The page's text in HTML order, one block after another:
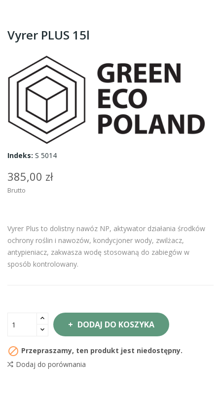
Vyrer PLUS 15l
Indeks: S 5014
385,00 zł
Brutto
Vyrer Plus to dolistny nawóz NP, aktywator działania środków
ochrony roślin i nawozów, kondycjoner wody, zwilżacz,
antypieniacz, zakwasza wodę stosowaną do zabiegów w
sposób kontrolowany.
DODAJ DO KOSZYKA
 Przepraszamy, ten produkt jest niedostępny.
Dodaj do porównania